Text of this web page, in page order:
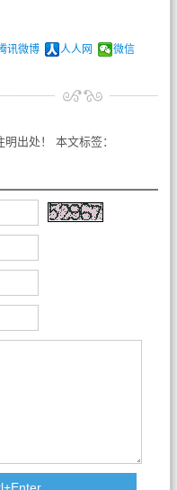
讯微博 人人网 微信
出处！ 本文标签：